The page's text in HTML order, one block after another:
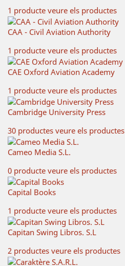
1 producte veure els productes
CAA - Civil Aviation Authority
1 producte veure els productes
CAE Oxford Aviation Academy
1 producte veure els productes
Cambridge University Press
30 productes veure els productes
Cameo Media S.L.
0 producte veure els productes
Capital Books
1 producte veure els productes
Capitan Swing Libros. S.L
2 productes veure els productes